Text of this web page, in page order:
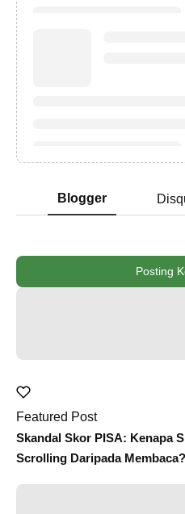
Blogger
Posting
Featured Post
Skandal Skor PISA: Kenapa
Scrolling Daripada Membaca?